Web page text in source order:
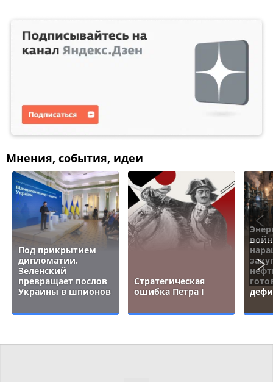
Мнения, события, идеи
Под прикрытием
дипломатии.
Зеленский
превращает послов
Украины в шпионов
Стратегическая
ошибка Петра I